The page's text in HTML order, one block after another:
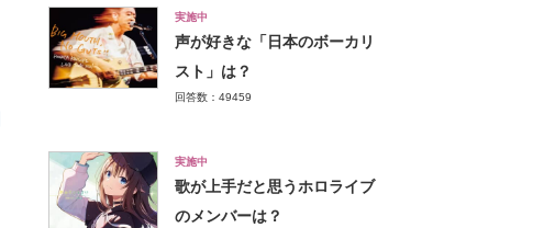
実施中
声が好きな「日本のボーカリ
スト」は？
回答数：49459
実施中
歌が上手だと思うホロライブ
のメンバーは？